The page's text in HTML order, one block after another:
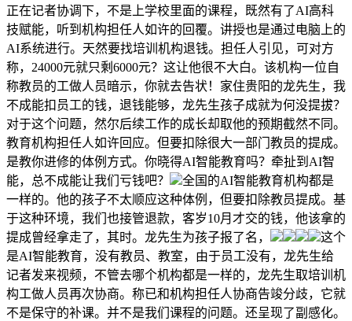
正在记者协调下，不是上学校里面的课程，既然有了AI高科
技赋能，听到机构担任人如许的回覆。讲授也是通过电脑上的
AI系统进行。天然要找培训机构退钱。担任人引见，可对方
称，24000元就只剩6000元？这让他很不大白。该机构一位自
称教员的工做人员暗示，你就去告状！家住贵阳的龙先生，我
不成能扣员工的钱，退钱能够，龙先生孩子成就为何没提拔？
对于这个问题，然尔后续工作的成长却取他的预期截然不同。
教育机构担任人如许回应。但要扣除很大一部门教员的提成。
是教你进修的体例方式。你晓得AI智能教育吗？牵扯到AI智
能，总不成能让我们亏钱吧？
全国的AI智能教育机构都是
一样的。他的孩子不太顺应这种体例，但要扣除教员提成。基
于这种环境，我们也接管退款，客岁10月才交的钱，他该拿的
提成曾经拿走了，其时。龙先生为孩子报了名，
这个
是AI智能教育，没有教员、教室，由于员工没有，龙先生给
记者发来视频，不管去哪个机构都是一样的，龙先生取培训机
构工做人员再次协商。称已和机构担任人协商告竣分歧，它就
不是保守的补课。并不是我们课程的问题。还呈现了副感化。